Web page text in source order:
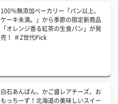
100％無添加ベーカリー「パン以上、
ケーキ未満。」から季節の限定新商品
「オレンジ香る紅茶の生食パン」が発
売！ ＃Z世代Pick
白石あんぱん、かご盛レアチーズ、お
もっちーず！北海道の美味しいスイー